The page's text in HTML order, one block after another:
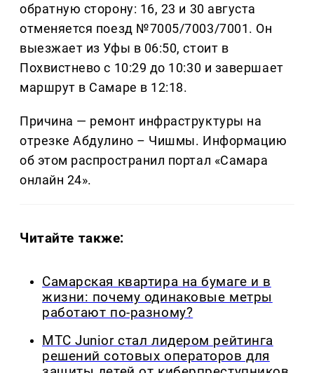
обратную сторону: 16, 23 и 30 августа
отменяется поезд №7005/7003/7001. Он
выезжает из Уфы в 06:50, стоит в
Похвистнево с 10:29 до 10:30 и завершает
маршрут в Самаре в 12:18.
Причина — ремонт инфраструктуры на
отрезке Абдулино – Чишмы. Информацию
об этом распространил портал «Самара
онлайн 24».
Читайте также:
Самарская квартира на бумаге и в
жизни: почему одинаковые метры
работают по-разному?
МТС Junior стал лидером рейтинга
решений сотовых операторов для